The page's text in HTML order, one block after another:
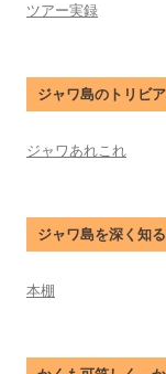
ツアー実録
ジャワ島のトリビア
ジャワあれこれ
ジャワ島を深く知
本棚